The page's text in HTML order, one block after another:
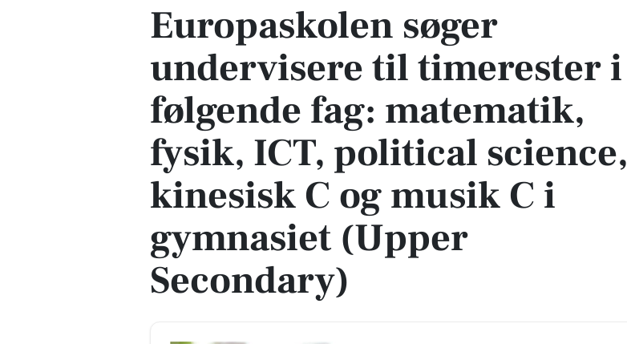
Europaskolen søger
undervisere til timerester i
følgende fag: matematik,
fysik, ICT, political science,
kinesisk C og musik C i
gymnasiet (Upper
Secondary)